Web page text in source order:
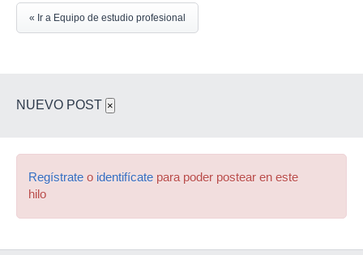
« Ir a Equipo de estudio profesional
NUEVO POST ×
Regístrate o identifícate para poder postear en este
hilo